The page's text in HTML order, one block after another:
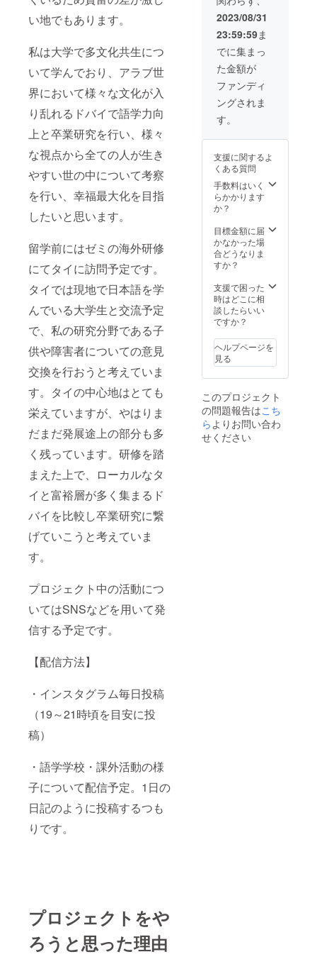
い地でもあります。
私は大学で多文化共生につ
いて学んでおり、アラブ世
界において様々な文化が入
り乱れるドバイで語学力向
上と卒業研究を行い、様々
な視点から全ての人が生き
やすい世の中について考察
を行い、幸福最大化を目指
したいと思います。
留学前にはゼミの海外研修
にてタイに訪問予定です。
タイでは現地で日本語を学
んでいる大学生と交流予定
で、私の研究分野である子
供や障害者についての意見
交換を行おうと考えていま
す。タイの中心地はとても
栄えていますが、やはりま
だまだ発展途上の部分も多
く残っています。研修を踏
まえた上で、ローカルなタ
イと富裕層が多く集まるド
バイを比較し卒業研究に繋
げていこうと考えていま
す。
プロジェクト中の活動につ
いてはSNSなどを用いて発
信する予定です。
【配信方法】
・インスタグラム毎日投稿
（19～21時頃を目安に投
稿）
・語学学校・課外活動の様
子について配信予定。1日の
日記のように投稿するつも
りです。
プロジェクトをや
ろうと思った理由
2023/08/31
23:59:59ま
でに集まっ
た金額が
ファンディ
ングされま
す。
支援に関するよ
くある質問
手数料はいく
らかかります
か？
目標金額に届
かなかった場
合どうなりま
すか？
支援で困った
時はどこに相
談したらいい
ですか？
ヘルプページを
見る
このプロジェクト
の問題報告はこち
らよりお問い合わ
せください